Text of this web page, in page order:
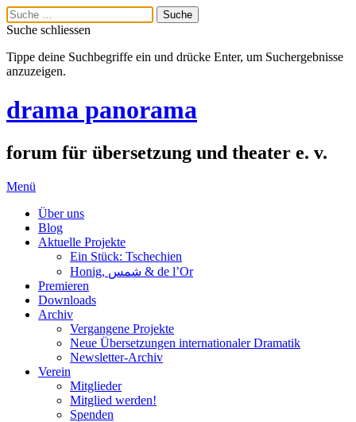
Suche schliessen
Tippe deine Suchbegriffe ein und drücke Enter, um Suchergebnisse
anzuzeigen.
drama panorama
forum für übersetzung und theater e. v.
Menü
Über uns
Blog
Aktuelle Projekte
Ein Stück: Tschechien
Honig, شمس & de l’Or
Premieren
Downloads
Archiv
Vergangene Projekte
Neue Übersetzungen internationaler Dramatik
Newsletter-Archiv
Verein
Mitglieder
Mitglied werden!
Spenden